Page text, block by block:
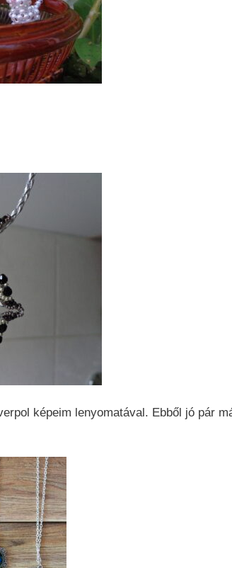
képeim lenyomatával. Ebből jó pár